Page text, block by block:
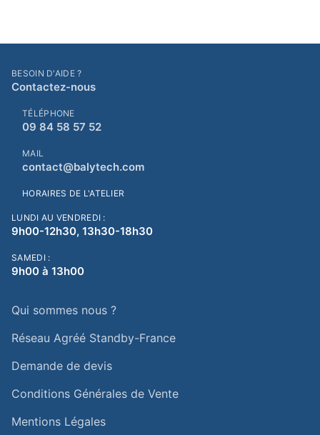
BESOIN D'AIDE ?
Contactez-nous
TÉLÉPHONE
09 84 58 57 52
MAIL
contact@balytech.com
HORAIRES DE L'ATELIER
LUNDI AU VENDREDI :
9h00-12h30, 13h30-18h30
SAMEDI :
9h00 à 13h00
Qui sommes nous ?
Réseau Agréé Standby-France
Demande de devis
Conditions Générales de Vente
Mentions Légales